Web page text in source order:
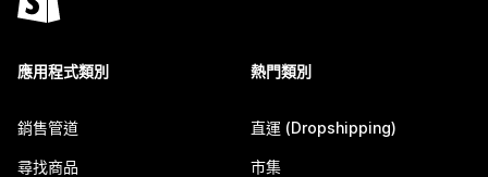
應用程式類別
銷售管道
尋找商品
熱門類別
直運 (Dropshipping)
市集